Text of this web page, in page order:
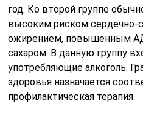
год. Ко второй группе
высоким риском сердечно-
ожирением, повышенным
сахаром. В данную группу
употребляющие алкоголь.
здоровья назначается
профилактическая терапия.